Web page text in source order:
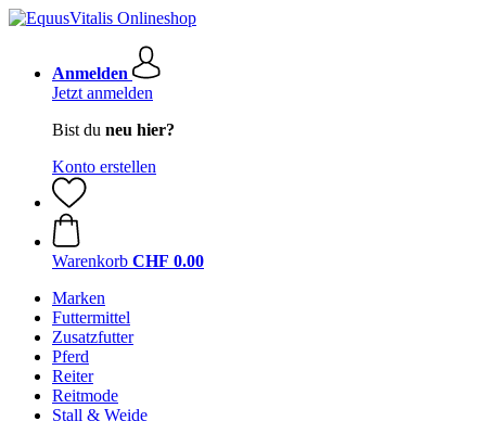
Anmelden
Jetzt anmelden
Bist du neu hier?
Konto erstellen
Warenkorb CHF 0.00
Marken
Futtermittel
Zusatzfutter
Pferd
Reiter
Reitmode
Stall & Weide